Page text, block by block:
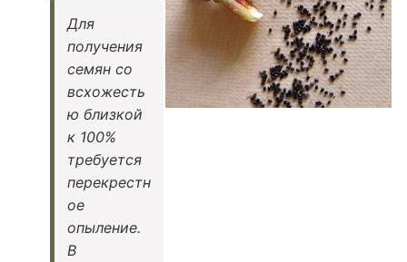
Для
получения
семян со
всхожесть
ю близкой
к 100%
требуется
перекрестн
ое
опыление.
В